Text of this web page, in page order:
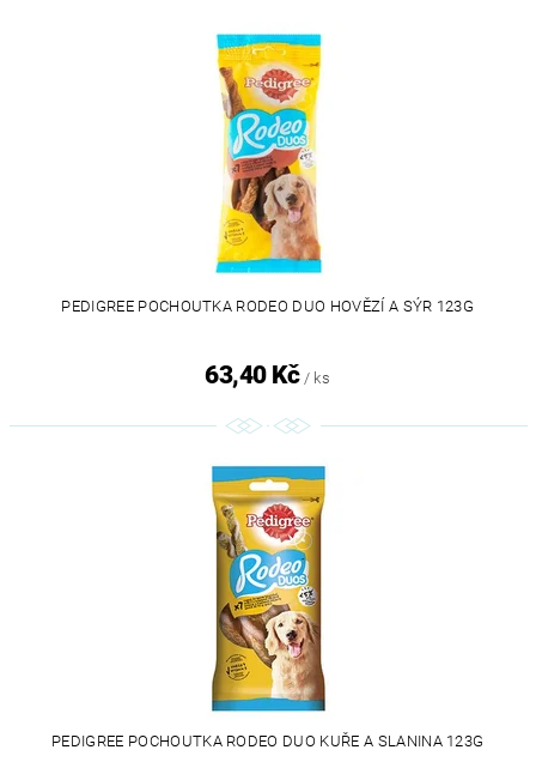
PEDIGREE POCHOUTKA RODEO DUO HOVĚZÍ A SÝR 123G
63,40 Kč / ks
PEDIGREE POCHOUTKA RODEO DUO KUŘE A SLANINA 123G